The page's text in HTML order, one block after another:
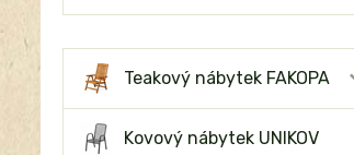
Teakový nábytek FAKOPA
Kovový nábytek UNIKOV